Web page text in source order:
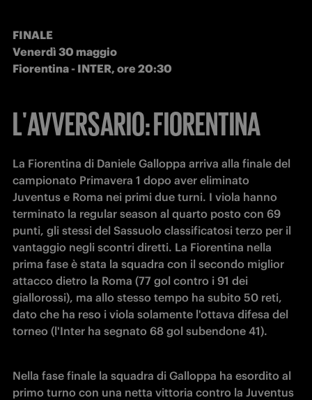
FINALE
Venerdì 30 maggio
Fiorentina - INTER, ore 20:30
L'AVVERSARIO: FIORENTINA
La Fiorentina di Daniele Galloppa arriva alla finale del
campionato Primavera 1 dopo aver eliminato
Juventus e Roma nei primi due turni. I viola hanno
terminato la regular season al quarto posto con 69
punti, gli stessi del Sassuolo classificatosi terzo per il
vantaggio negli scontri diretti. La Fiorentina nella
prima fase è stata la squadra con il secondo miglior
attacco dietro la Roma (77 gol contro i 91 dei
giallorossi), ma allo stesso tempo ha subito 50 reti,
dato che ha reso i viola solamente l'ottava difesa del
torneo (l'Inter ha segnato 68 gol subendone 41).
Nella fase finale la squadra di Galloppa ha esordito al
primo turno con una netta vittoria contro la Juventus